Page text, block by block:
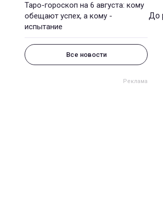
Таро-гороскоп на 6 августа: кому
обещают успех, а кому -
испытание
Все новости
До